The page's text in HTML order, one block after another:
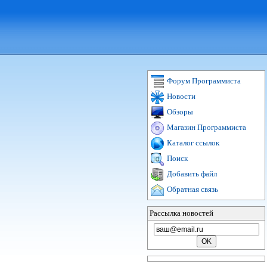
Форум Программиста
Новости
Обзоры
Магазин Программиста
Каталог ссылок
Поиск
Добавить файл
Обратная связь
Рассылка новостей